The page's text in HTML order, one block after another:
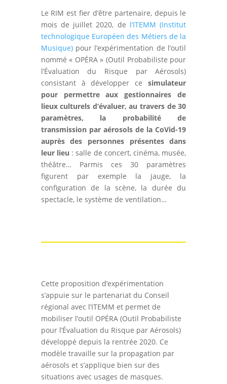
Le RIM est fier d’être partenaire, depuis le
mois de juillet 2020, de l’ITEMM (Institut
technologique Européen des Métiers de la
Musique)pour l’expérimentation de l’outil
nommé « OPÉRA » (Outil Probabiliste pour
l’Évaluation du Risque par Aérosols)
consistant à développer ce simulateur
pour permettre aux gestionnaires de
lieux culturels d’évaluer, au travers de 30
paramètres, la probabilité de
transmission par aérosols de la CoVid-19
auprès des personnes présentes dans
leur lieu : salle de concert, cinéma, musée,
théâtre… Parmis ces 30 paramètres
figurent par exemple la jauge, la
configuration de la scène, la durée du
spectacle, le système de ventilation…
Cette proposition d’expérimentation
s’appuie sur le partenariat du Conseil
régional avec l’ITEMM et permet de
mobiliser l’outil OPÉRA (Outil Probabiliste
pour l’Évaluation du Risque par Aérosols)
développé depuis la rentrée 2020. Ce
modèle travaille sur la propagation par
aérosols et s’applique bien sur des
situations avec usages de masques.